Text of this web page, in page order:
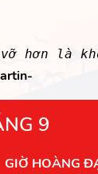
hơn là
9
GIỜ HOÀNG